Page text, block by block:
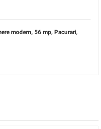
modern, 56 mp, Pacurari,